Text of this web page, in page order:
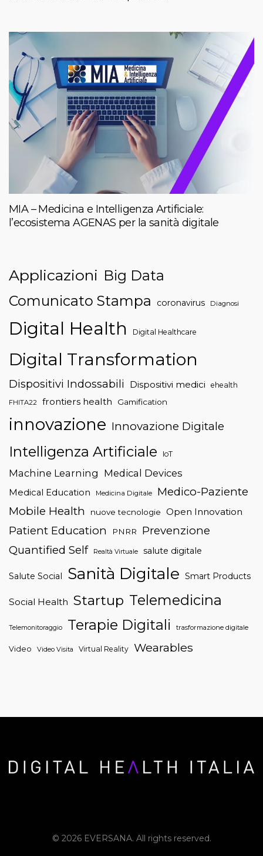
MIA – Medicina e Intelligenza Artificiale:
l’ecosistema AGENAS per la sanità digitale
Applicazioni Big Data
Comunicato Stampa
coronavirus Diagnosi
Digital Health Digital Healthcare
Digital Transformation
Dispositivi Indossabili Dispositivi medici ehealth
FHITA22 frontiers health Gamification
innovazione Innovazione Digitale
Intelligenza Artificiale IoT
Machine Learning Medical Devices
Medical Education Medicina Digitale
Medico-Paziente
Mobile Health
nuove tecnologie Open Innovation
Patient Education PNRR
Prevenzione
Quantified Self
Realtà Virtuale salute digitale
Salute Social Sanità Digitale Smart Products
Social Health Startup Telemedicina
Telemonitoraggio Terapie Digitali trasformazione digitale
Video Video Visita Virtual Reality Wearables
© 2026 EVERSANA. All rights reserved.